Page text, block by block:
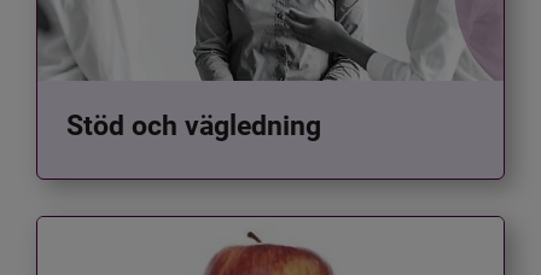
Stöd och vägledning